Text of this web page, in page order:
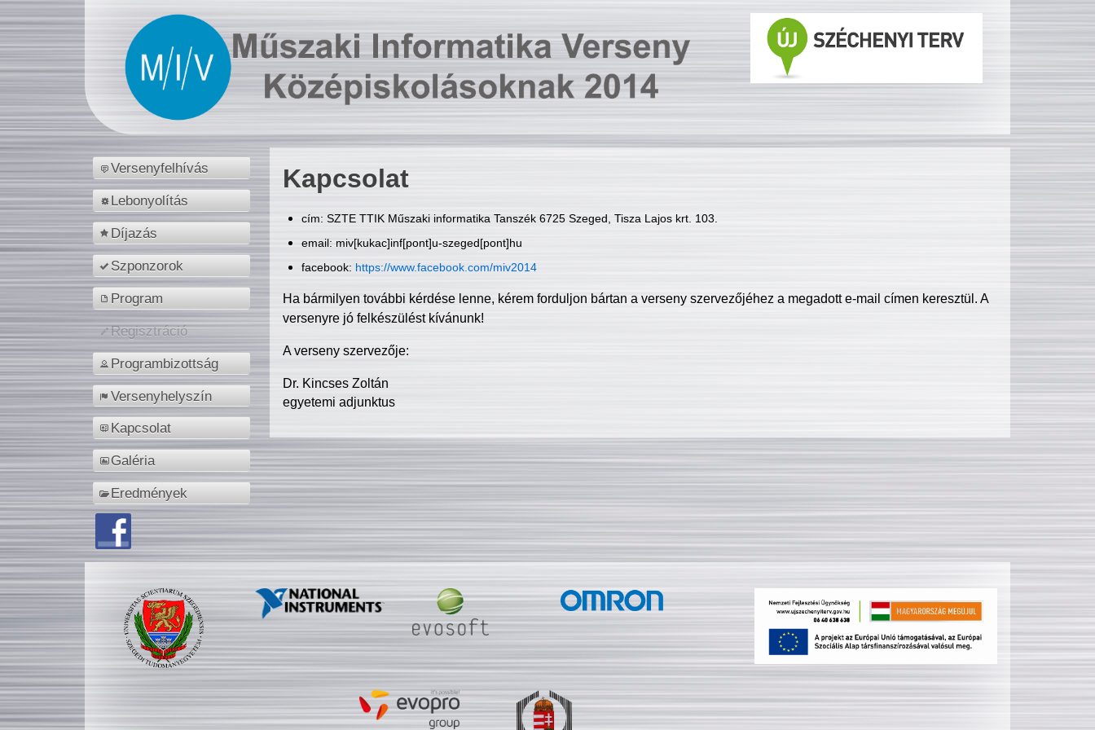
Versenyfelhívás
Lebonyolítás
Díjazás
Szponzorok
Program
Regisztráció
Programbizottság
Versenyhelyszín
Kapcsolat
Galéria
Eredmények
Kapcsolat
cím: SZTE TTIK Műszaki informatika Tanszék 6725 Szeged, Tisza Lajos krt. 103.
email: miv[kukac]inf[pont]u-szeged[pont]hu
facebook: https://www.facebook.com/miv2014
Ha bármilyen további kérdése lenne, kérem forduljon bártan a verseny szervezőjéhez a megadott e-mail címen keresztül. A
versenyre jó felkészülést kívánunk!
A verseny szervezője:
Dr. Kincses Zoltán
egyetemi adjunktus